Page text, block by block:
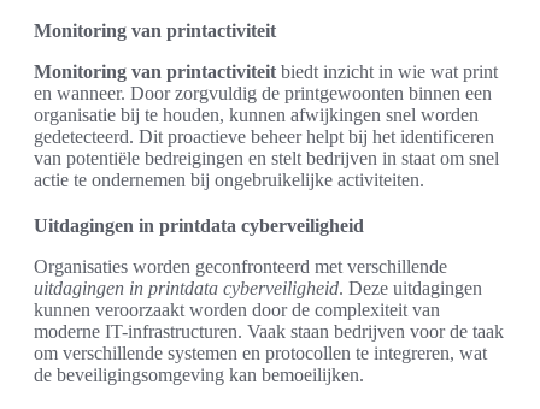
Monitoring van printactiviteit
Monitoring van printactiviteit biedt inzicht in wie wat print
en wanneer. Door zorgvuldig de printgewoonten binnen een
organisatie bij te houden, kunnen afwijkingen snel worden
gedetecteerd. Dit proactieve beheer helpt bij het identificeren
van potentiële bedreigingen en stelt bedrijven in staat om snel
actie te ondernemen bij ongebruikelijke activiteiten.
Uitdagingen in printdata cyberveiligheid
Organisaties worden geconfronteerd met verschillende
uitdagingen in printdata cyberveiligheid. Deze uitdagingen
kunnen veroorzaakt worden door de complexiteit van
moderne IT-infrastructuren. Vaak staan bedrijven voor de taak
om verschillende systemen en protocollen te integreren, wat
de beveiligingsomgeving kan bemoeilijken.